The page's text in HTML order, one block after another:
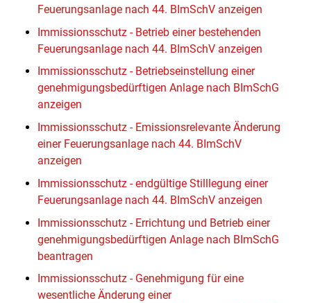
Feuerungsanlage nach 44. BImSchV anzeigen
Immissionsschutz - Betrieb einer bestehenden
Feuerungsanlage nach 44. BImSchV anzeigen
Immissionsschutz - Betriebseinstellung einer
genehmigungsbedürftigen Anlage nach BImSchG
anzeigen
Immissionsschutz - Emissionsrelevante Änderung
einer Feuerungsanlage nach 44. BImSchV
anzeigen
Immissionsschutz - endgültige Stilllegung einer
Feuerungsanlage nach 44. BImSchV anzeigen
Immissionsschutz - Errichtung und Betrieb einer
genehmigungsbedürftigen Anlage nach BImSchG
beantragen
Immissionsschutz - Genehmigung für eine
wesentliche Änderung einer